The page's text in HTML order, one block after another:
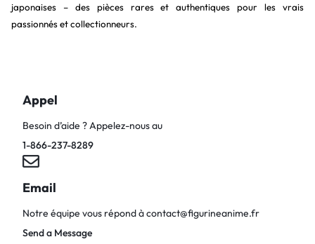
japonaises – des pièces rares et authentiques pour les vrais
passionnés et collectionneurs.
Appel
Besoin d’aide ? Appelez-nous au
1-866-237-8289
Email
Notre équipe vous répond àcontact@figurineanime.fr
Send a Message